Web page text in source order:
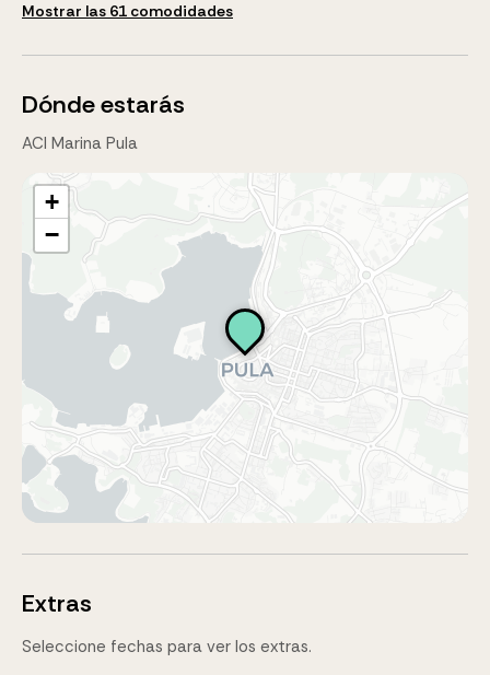
Mostrar las 61 comodidades
Dónde estarás
ACI Marina Pula
+
−
Extras
Seleccione fechas para ver los extras.